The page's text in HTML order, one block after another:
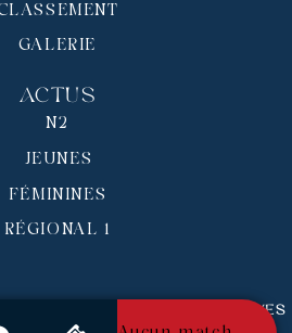
GALERIE
Actus
N2
JEUNES
FÉMININES
RÉGIONAL 1
© 2026 - Tous droits réservés
légales